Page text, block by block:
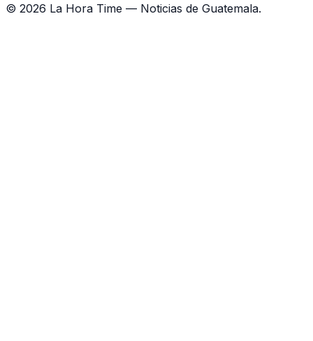
© 2026 La Hora Time — Noticias de Guatemala.